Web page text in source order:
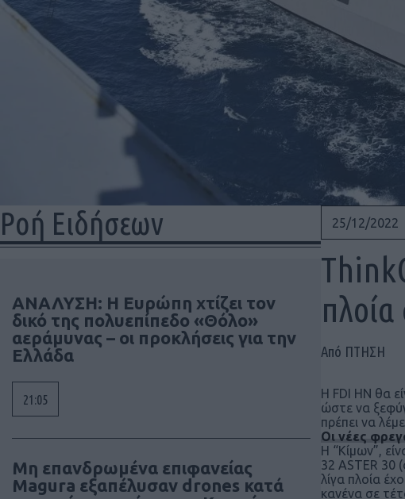
Ροή Ειδήσεων
ΑΝΑΛΥΣΗ: Η Ευρώπη χτίζει τον
δικό της πολυεπίπεδο «Θόλο»
αεράμυνας – οι προκλήσεις για την
Ελλάδα
21:05
Μη επανδρωμένα επιφανείας
Magura εξαπέλυσαν drones κατά
25/12/2022
Από ΠΤΗΣΗ
H FDI HN θα
ώστε να
πρέπει να
Οι νέες
H “Kίμων”,
32 ASTER 30
λίγα πλοία
κανένα σε